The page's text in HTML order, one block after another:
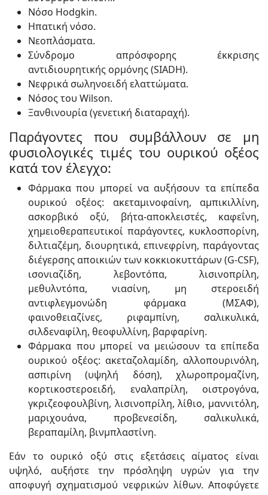
Νόσο Hodgkin.
Ηπατική νόσο.
Νεοπλάσματα.
Σύνδρομο απρόσφορης έκκρισης
αντιδιουρητικής ορμόνης (SIADH).
Νεφρικά σωληνοειδή ελαττώματα.
Νόσος του Wilson.
Ξανθινουρία (γενετική διαταραχή).
Παράγοντες που συμβάλλουν σε μη
φυσιολογικές τιμές του ουρικού οξέος
κατά τον έλεγχο:
Φάρμακα που μπορεί να αυξήσουν τα επίπεδα
ουρικού οξέος: ακεταμινοφαίνη, αμπικιλλίνη,
ασκορβικό οξύ, βήτα-αποκλειστές, καφεΐνη,
χημειοθεραπευτικοί παράγοντες, κυκλοσπορίνη,
διλτιαζέμη, διουρητικά, επινεφρίνη, παράγοντας
διέγερσης αποικιών των κοκκιοκυττάρων (G-CSF),
ισονιαζίδη, λεβοντόπα, λισινοπρίλη,
μεθυλντόπα, νιασίνη, μη στεροειδή
αντιφλεγμονώδη φάρμακα (ΜΣΑΦ),
φαινοθειαζίνες, ριφαμπίνη, σαλικυλικά,
σιλδεναφίλη, θεοφυλλίνη, βαρφαρίνη.
Φάρμακα που μπορεί να μειώσουν τα επίπεδα
ουρικού οξέος: ακεταζολαμίδη, αλλοπουρινόλη,
ασπιρίνη (υψηλή δόση), χλωροπρομαζίνη,
κορτικοστεροειδή, εναλαπρίλη, οιστρογόνα,
γκριζεοφουλβίνη, λισινοπρίλη, λίθιο, μαννιτόλη,
μαριχουάνα, προβενεσίδη, σαλικυλικά,
βεραπαμίλη, βινμπλαστίνη.
Εάν το ουρικό οξύ στις εξετάσεις αίματος είναι
υψηλό, αυξήστε την πρόσληψη υγρών για την
αποφυγή σχηματισμού νεφρικών λίθων. Αποφύγετε